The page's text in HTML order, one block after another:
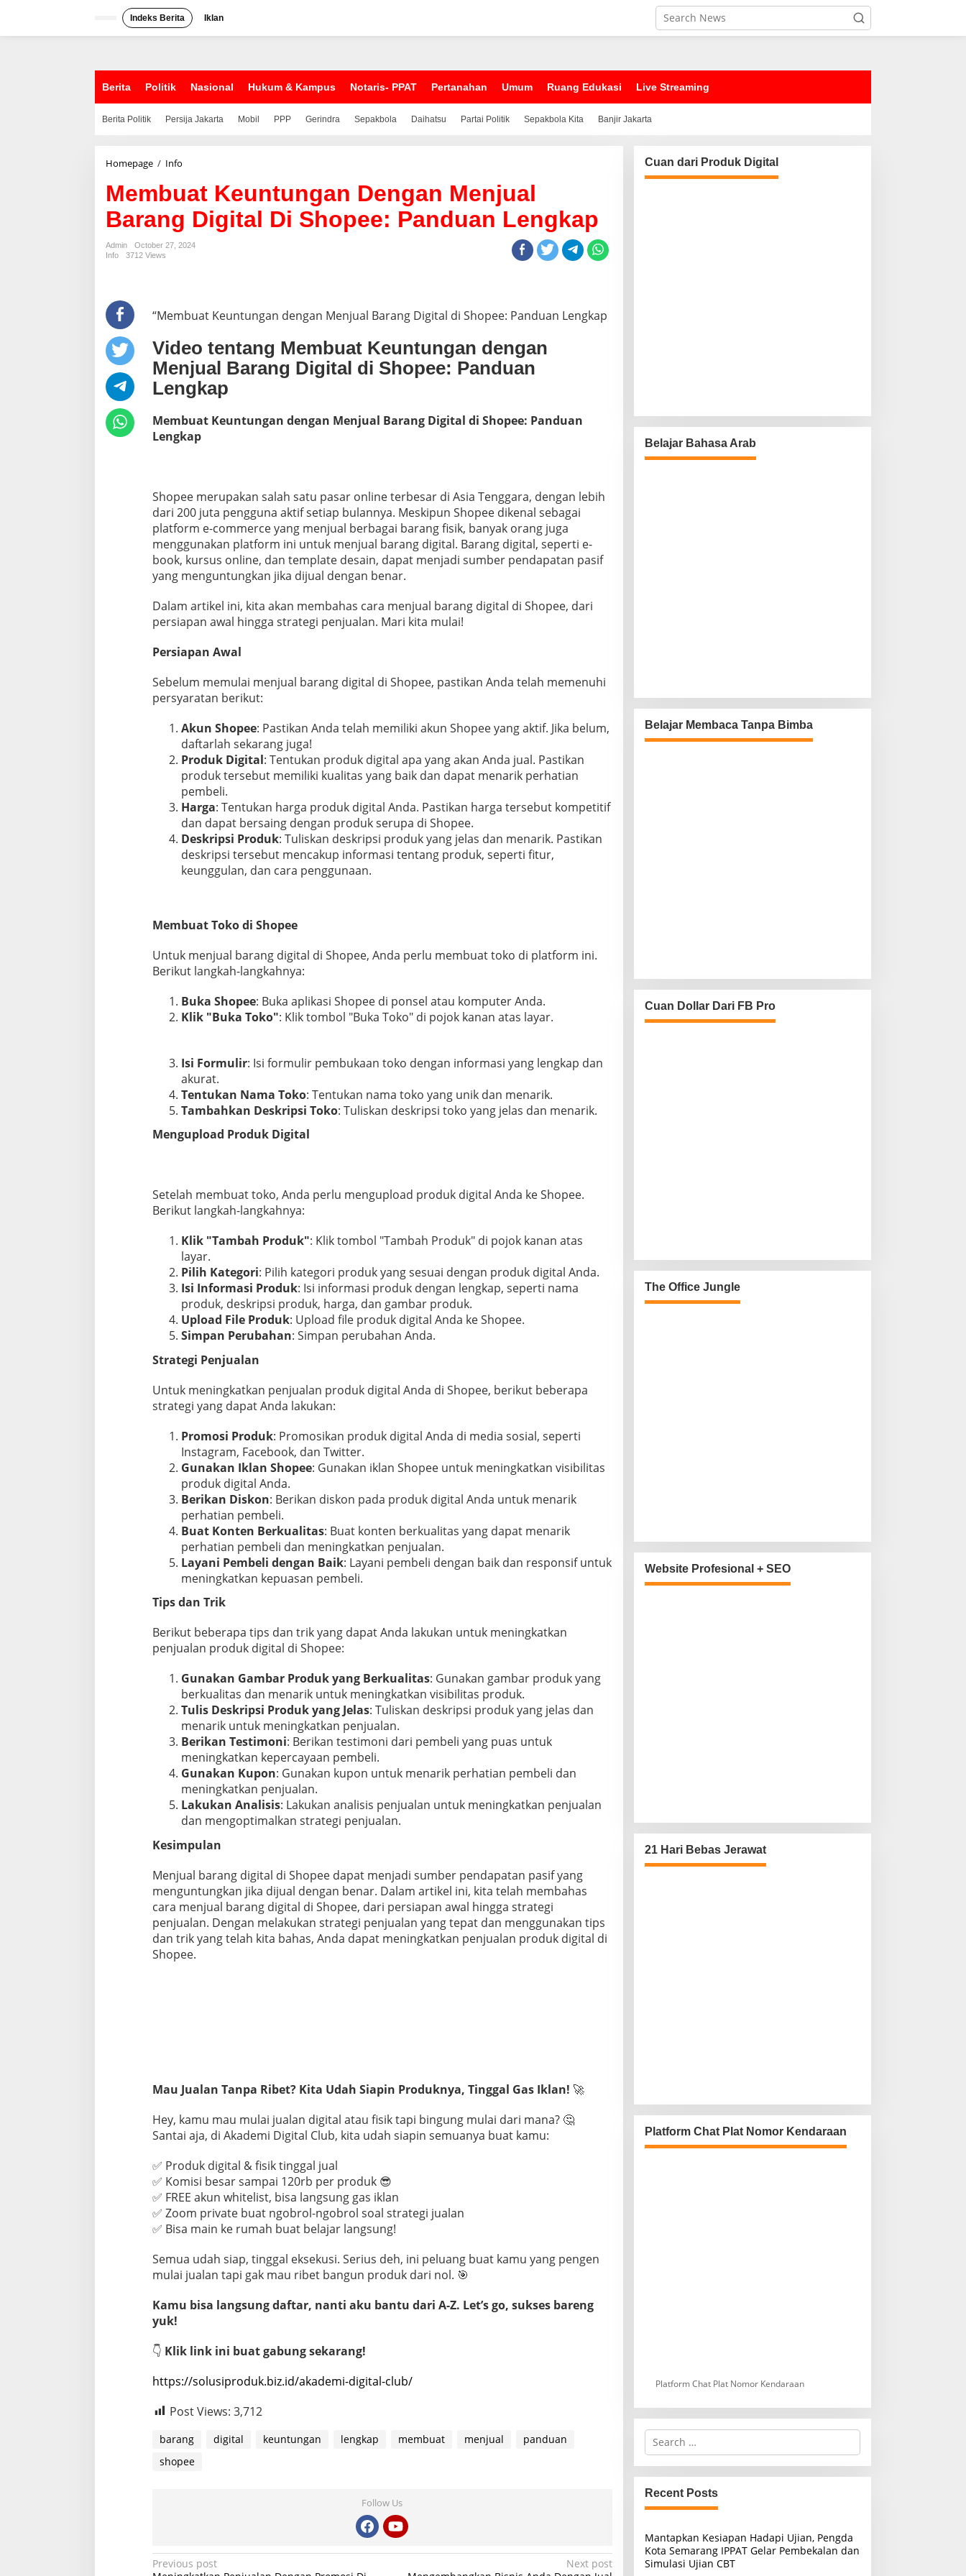
Indeks Berita Iklan
Berita Politik Nasional Hukum & Kampus Notaris- PPAT Pertanahan Umum Ruang Edukasi Live Streaming
Berita Politik Persija Jakarta Mobil PPP Gerindra Sepakbola Daihatsu Partai Politik Sepakbola Kita Banjir Jakarta
Homepage / Info
m
b
u
a
t
u
g
a
n
D
e
g
a
j
u
a
B
a
r
n
D
g
t
a
l
i
S
h
o
p
e
e
:
P
a
n
d
L
n
k
p
Membuat Keuntungan Dengan Menjual
Barang Digital Di Shopee: Panduan Lengkap
Admin
October 27, 2024
Info
3712 Views
“Membuat Keuntungan dengan Menjual Barang Digital di Shopee: Panduan Lengkap
Video tentang Membuat Keuntungan dengan
Menjual Barang Digital di Shopee: Panduan
Lengkap
Membuat Keuntungan dengan Menjual Barang Digital di Shopee: Panduan
Lengkap
Shopee merupakan salah satu pasar online terbesar di Asia Tenggara, dengan lebih
dari 200 juta pengguna aktif setiap bulannya. Meskipun Shopee dikenal sebagai
platform e-commerce yang menjual berbagai barang fisik, banyak orang juga
menggunakan platform ini untuk menjual barang digital. Barang digital, seperti e-
book, kursus online, dan template desain, dapat menjadi sumber pendapatan pasif
yang menguntungkan jika dijual dengan benar.
Dalam artikel ini, kita akan membahas cara menjual barang digital di Shopee, dari
persiapan awal hingga strategi penjualan. Mari kita mulai!
Persiapan Awal
Sebelum memulai menjual barang digital di Shopee, pastikan Anda telah memenuhi
persyaratan berikut:
Akun Shopee: Pastikan Anda telah memiliki akun Shopee yang aktif. Jika belum,
daftarlah sekarang juga!
Produk Digital: Tentukan produk digital apa yang akan Anda jual. Pastikan
produk tersebut memiliki kualitas yang baik dan dapat menarik perhatian
pembeli.
Harga: Tentukan harga produk digital Anda. Pastikan harga tersebut kompetitif
dan dapat bersaing dengan produk serupa di Shopee.
Deskripsi Produk: Tuliskan deskripsi produk yang jelas dan menarik. Pastikan
deskripsi tersebut mencakup informasi tentang produk, seperti fitur,
keunggulan, dan cara penggunaan.
Membuat Toko di Shopee
Untuk menjual barang digital di Shopee, Anda perlu membuat toko di platform ini.
Berikut langkah-langkahnya:
Buka Shopee: Buka aplikasi Shopee di ponsel atau komputer Anda.
Klik "Buka Toko": Klik tombol "Buka Toko" di pojok kanan atas layar.
Isi Formulir: Isi formulir pembukaan toko dengan informasi yang lengkap dan
akurat.
Tentukan Nama Toko: Tentukan nama toko yang unik dan menarik.
Tambahkan Deskripsi Toko: Tuliskan deskripsi toko yang jelas dan menarik.
Mengupload Produk Digital
Setelah membuat toko, Anda perlu mengupload produk digital Anda ke Shopee.
Berikut langkah-langkahnya:
Klik "Tambah Produk": Klik tombol "Tambah Produk" di pojok kanan atas
layar.
Pilih Kategori: Pilih kategori produk yang sesuai dengan produk digital Anda.
Isi Informasi Produk: Isi informasi produk dengan lengkap, seperti nama
produk, deskripsi produk, harga, dan gambar produk.
Upload File Produk: Upload file produk digital Anda ke Shopee.
Simpan Perubahan: Simpan perubahan Anda.
Strategi Penjualan
Untuk meningkatkan penjualan produk digital Anda di Shopee, berikut beberapa
strategi yang dapat Anda lakukan:
Promosi Produk: Promosikan produk digital Anda di media sosial, seperti
Instagram, Facebook, dan Twitter.
Gunakan Iklan Shopee: Gunakan iklan Shopee untuk meningkatkan visibilitas
produk digital Anda.
Berikan Diskon: Berikan diskon pada produk digital Anda untuk menarik
perhatian pembeli.
Buat Konten Berkualitas: Buat konten berkualitas yang dapat menarik
perhatian pembeli dan meningkatkan penjualan.
Layani Pembeli dengan Baik: Layani pembeli dengan baik dan responsif untuk
meningkatkan kepuasan pembeli.
Tips dan Trik
Berikut beberapa tips dan trik yang dapat Anda lakukan untuk meningkatkan
penjualan produk digital di Shopee:
Gunakan Gambar Produk yang Berkualitas: Gunakan gambar produk yang
berkualitas dan menarik untuk meningkatkan visibilitas produk.
Tulis Deskripsi Produk yang Jelas: Tuliskan deskripsi produk yang jelas dan
menarik untuk meningkatkan penjualan.
Berikan Testimoni: Berikan testimoni dari pembeli yang puas untuk
meningkatkan kepercayaan pembeli.
Gunakan Kupon: Gunakan kupon untuk menarik perhatian pembeli dan
meningkatkan penjualan.
Lakukan Analisis: Lakukan analisis penjualan untuk meningkatkan penjualan
dan mengoptimalkan strategi penjualan.
Kesimpulan
Menjual barang digital di Shopee dapat menjadi sumber pendapatan pasif yang
menguntungkan jika dijual dengan benar. Dalam artikel ini, kita telah membahas
cara menjual barang digital di Shopee, dari persiapan awal hingga strategi
penjualan. Dengan melakukan strategi penjualan yang tepat dan menggunakan tips
dan trik yang telah kita bahas, Anda dapat meningkatkan penjualan produk digital di
Shopee.
Mau Jualan Tanpa Ribet? Kita Udah Siapin Produknya, Tinggal Gas Iklan! 🚀
Hey, kamu mau mulai jualan digital atau fisik tapi bingung mulai dari mana? 🤔
Santai aja, di Akademi Digital Club, kita udah siapin semuanya buat kamu:
✅ Produk digital & fisik tinggal jual
✅ Komisi besar sampai 120rb per produk 😎
✅ FREE akun whitelist, bisa langsung gas iklan
✅ Zoom private buat ngobrol-ngobrol soal strategi jualan
✅ Bisa main ke rumah buat belajar langsung!
Semua udah siap, tinggal eksekusi. Serius deh, ini peluang buat kamu yang pengen
mulai jualan tapi gak mau ribet bangun produk dari nol. 🎯
Kamu bisa langsung daftar, nanti aku bantu dari A-Z. Let’s go, sukses bareng
yuk!
👇 Klik link ini buat gabung sekarang!
https://solusiproduk.biz.id/akademi-digital-club/
Post Views: 3,712
barang digital keuntungan lengkap membuat menjual
panduan
shopee
Follow Us
P
Previous post
Next post
Cuan dari Produk Digital
Belajar Bahasa Arab
Belajar Membaca Tanpa Bimba
Cuan Dollar Dari FB Pro
The Office Jungle
Website Profesional + SEO
21 Hari Bebas Jerawat
Platform Chat Plat Nomor Kendaraan
Platform Chat Plat Nomor Kendaraan
S
r
c
h
f
r
:
Recent Posts
Mantapkan Kesiapan Hadapi Ujian, Pengda
Kota Semarang IPPAT Gelar Pembekalan dan
Simulasi Ujian CBT